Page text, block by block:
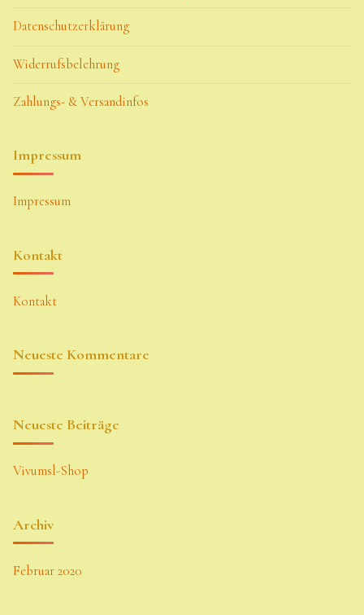
Datenschutzerklärung
Widerrufsbelehrung
Zahlungs- & Versandinfos
Impressum
Impressum
Kontakt
Kontakt
Neueste Kommentare
Neueste Beiträge
Vivumsl-Shop
Archiv
Februar 2020